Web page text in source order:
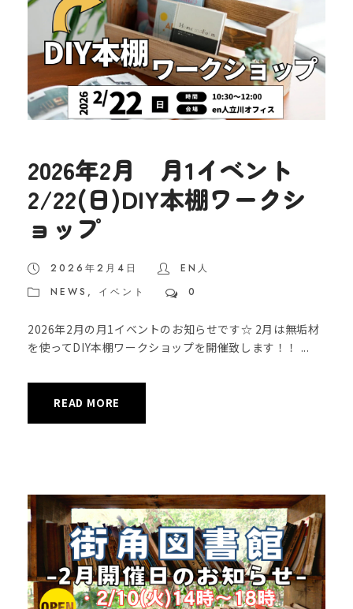
2026年2月 月1イベント
2/22(日)DIY本棚ワークシ
ョップ
2026年2月4日
EN人
NEWS , イベント 0
2026年2月の月1イベントのお知らせです☆ 2月は無垢材
を使ってDIY本棚ワークショップを開催致します！！ ...
READ MORE